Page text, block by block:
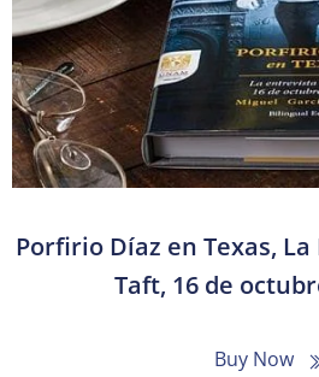
Porfirio Díaz en Texas,
Taft, 16 de
Buy Now